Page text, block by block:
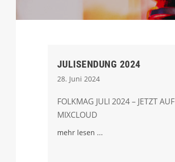
JULISENDUNG 2024
28. Juni 2024
FOLKMAG JULI 2024 – JETZT AUF
MIXCLOUD
mehr lesen